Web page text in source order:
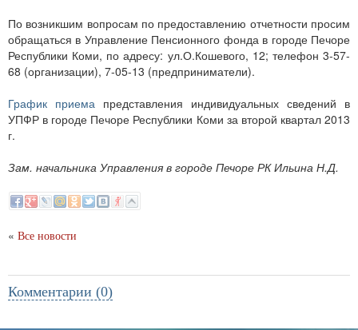
По возникшим вопросам по предоставлению отчетности просим
обращаться в Управление Пенсионного фонда в городе Печоре
Республики Коми, по адресу: ул.О.Кошевого, 12; телефон 3-57-
68 (организации), 7-05-13 (предприниматели).
График приема представления индивидуальных сведений в
УПФР в городе Печоре Республики Коми за второй квартал 2013
г.
Зам. начальника Управления в городе Печоре РК Ильина Н.Д.
« Все новости
Комментарии (0)